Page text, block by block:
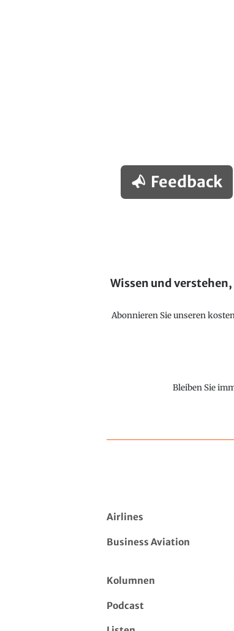
Feedback
Wissen und
Abonnieren Sie unseren
Bleiben Sie
Airlines
Business Aviation
Kolumnen
Podcast